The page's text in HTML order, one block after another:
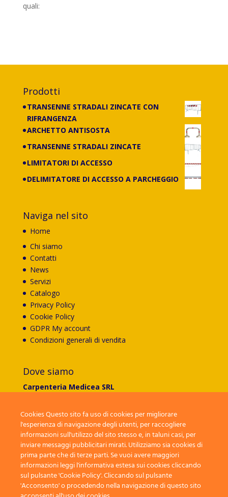
quali:
Prodotti
TRANSENNE STRADALI ZINCATE CON
RIFRANGENZA
ARCHETTO ANTISOSTA
TRANSENNE STRADALI ZINCATE
LIMITATORI DI ACCESSO
DELIMITATORE DI ACCESSO A PARCHEGGIO
Naviga nel sito
Home
Chi siamo
Contatti
News
Servizi
Catalogo
Privacy Policy
Cookie Policy
GDPR My account
Condizioni generali di vendita
Dove siamo
Carpenteria Medicea SRL
50041 Calenzano (FI)
Tel:055 8990493
Fax:055 8839007
E-mail:info@carpenteriamedicea.it
Cookies Questo sito fa uso di cookies per migliorare
l'esperienza di navigazione degli utenti, per raccogliere
informazioni sull'utilizzo del sito stesso e, in taluni casi, per
inviare messaggi pubblicitari mirati. Utilizziamo sia cookies di
prima parte che di terze parti. Se vuoi avere maggiori
informazioni leggi l'informativa estesa sui cookies cliccando
sul pulsante 'Cookie Policy'. Cliccando sul pulsante
'Acconsento' o procedendo nella navigazione di questo sito